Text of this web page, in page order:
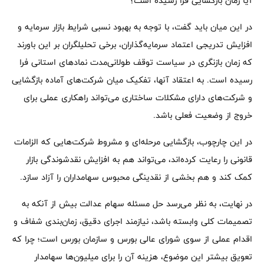
در این میان باید گفت، با توجه به بهبود نسبی شرایط بازار سرمایه و
افزایش تدریجی اعتماد سرمایه‌گذاران، برخی تحلیلگران بر این باورند
که زمان بازنگری در سیاست توقف طولانی‌مدت نمادهای استانی فرا
رسیده است. به اعتقاد آنها، تفکیک میان شرکت‌های آماده بازگشایی
و شرکت‌های دارای مشکلات ساختاری می‌تواند راهکاری عملی برای
خروج از وضعیت فعلی باشد.
در این چارچوب، بازگشایی مرحله‌ای و مشروط شرکت‌هایی که الزامات
قانونی را رعایت کرده‌اند، می‌تواند هم به افزایش نقدشوندگی بازار
کمک کند و هم بخشی از نقدینگی محبوس سهامداران را آزاد سازد.
در نهایت، به نظر می‌رسد حل مسئله سهام عدالت بیش از آنکه به
تصمیمات کلی وابسته باشد، نیازمند اجرای دقیق، زمان‌بندی شفاف و
اقدام عملی از سوی شورای عالی بورس و سازمان بورس است؛ چرا که
تعویق بیشتر این موضوع، هزینه آن را برای میلیون‌ها سهامدار